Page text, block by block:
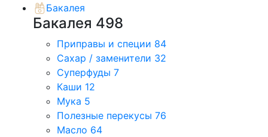
Бакалея
Бакалея 498
Приправы и специи 84
Сахар / заменители 32
Суперфуды 7
Каши 12
Мука 5
Полезные перекусы 76
Масло 64